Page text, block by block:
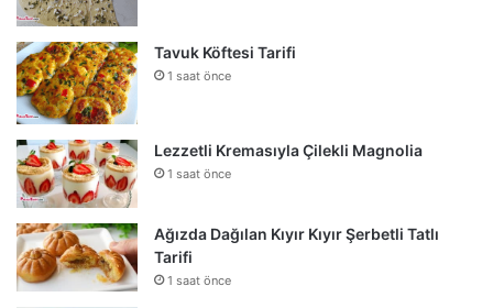
Tavuk Köftesi Tarifi
1 saat önce
Lezzetli Kremasıyla Çilekli Magnolia
1 saat önce
Ağızda Dağılan Kıyır Kıyır Şerbetli Tatlı
Tarifi
1 saat önce